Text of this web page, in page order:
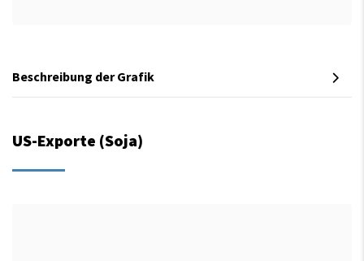
Beschreibung der Grafik
US-Exporte (Soja)